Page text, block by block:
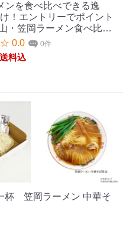
ンを食べ比べできる逸
！エントリーでポイント
・笠岡ラーメン食べ比べ
個セット【送料無料】
0.0 0件
送料込
杯 笠岡ラーメン 中華そ